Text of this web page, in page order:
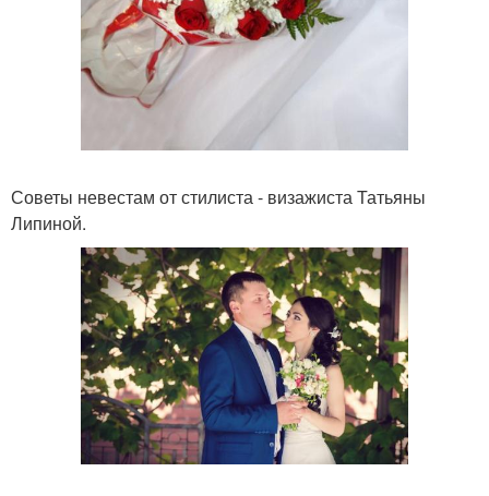
Советы невестам от стилиста - визажиста Татьяны
Липиной.